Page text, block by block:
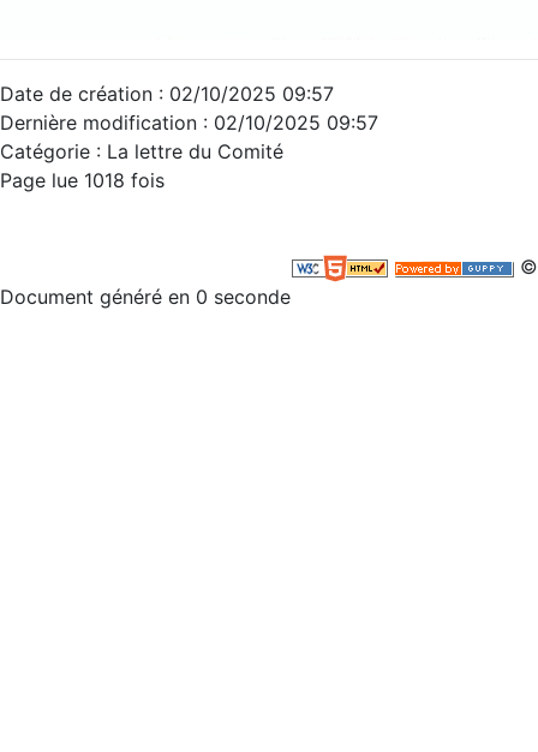
Date de création : 02/10/2025 09:57
Dernière modification : 02/10/2025 09:57
Catégorie : La lettre du Comité
Page lue 1018 fois
©
Document généré en 0 seconde